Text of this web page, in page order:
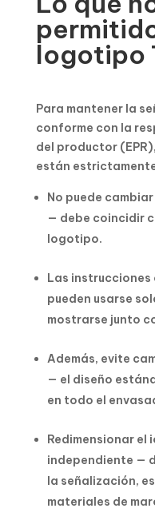
logotipo
Para mantener la
conforme con la
del productor
están
No puede
— debe coincidir
logotipo.
Las
pueden usarse
mostrarse junto
Además, evite
— el diseño
en todo el
Redimensionar el
independiente —
la señalización,
materiales de